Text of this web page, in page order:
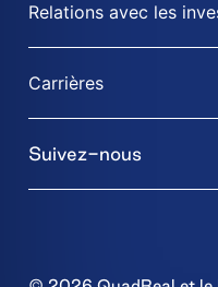
Relations avec les
Carrières
Suivez-nous